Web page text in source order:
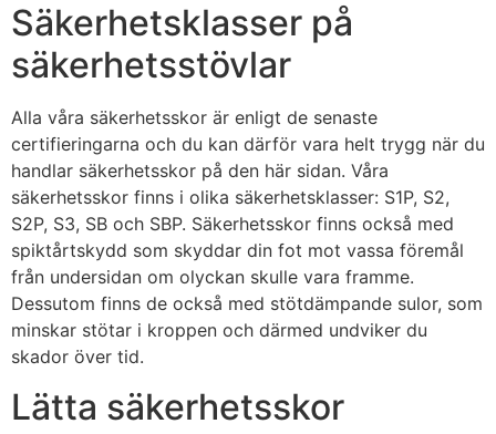
Säkerhetsklasser på
säkerhetsstövlar
Alla våra säkerhetsskor är enligt de senaste
certifieringarna och du kan därför vara helt trygg när du
handlar säkerhetsskor på den här sidan. Våra
säkerhetsskor finns i olika säkerhetsklasser: S1P, S2,
S2P, S3, SB och SBP. Säkerhetsskor finns också med
spiktårtskydd som skyddar din fot mot vassa föremål
från undersidan om olyckan skulle vara framme.
Dessutom finns de också med stötdämpande sulor, som
minskar stötar i kroppen och därmed undviker du
skador över tid.
Lätta säkerhetsskor